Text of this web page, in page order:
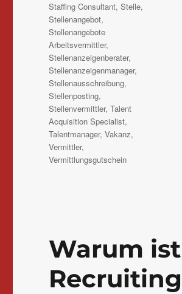
Staffing Consultant,Stelle,
Stellenangebot,
Stellenangebote
Arbeitsvermittler,
Stellenanzeigenberater,
Stellenanzeigenmanager,
Stellenausschreibung,
Stellenposting,
Stellenvermittler,Talent
Acquisition Specialist,
Talentmanager,Vakanz,
Vermittler,
Vermittlungsgutschein
Warum